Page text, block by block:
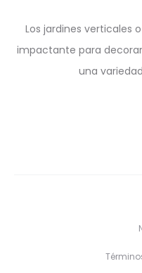
Los jardines verticales
impactante para
una